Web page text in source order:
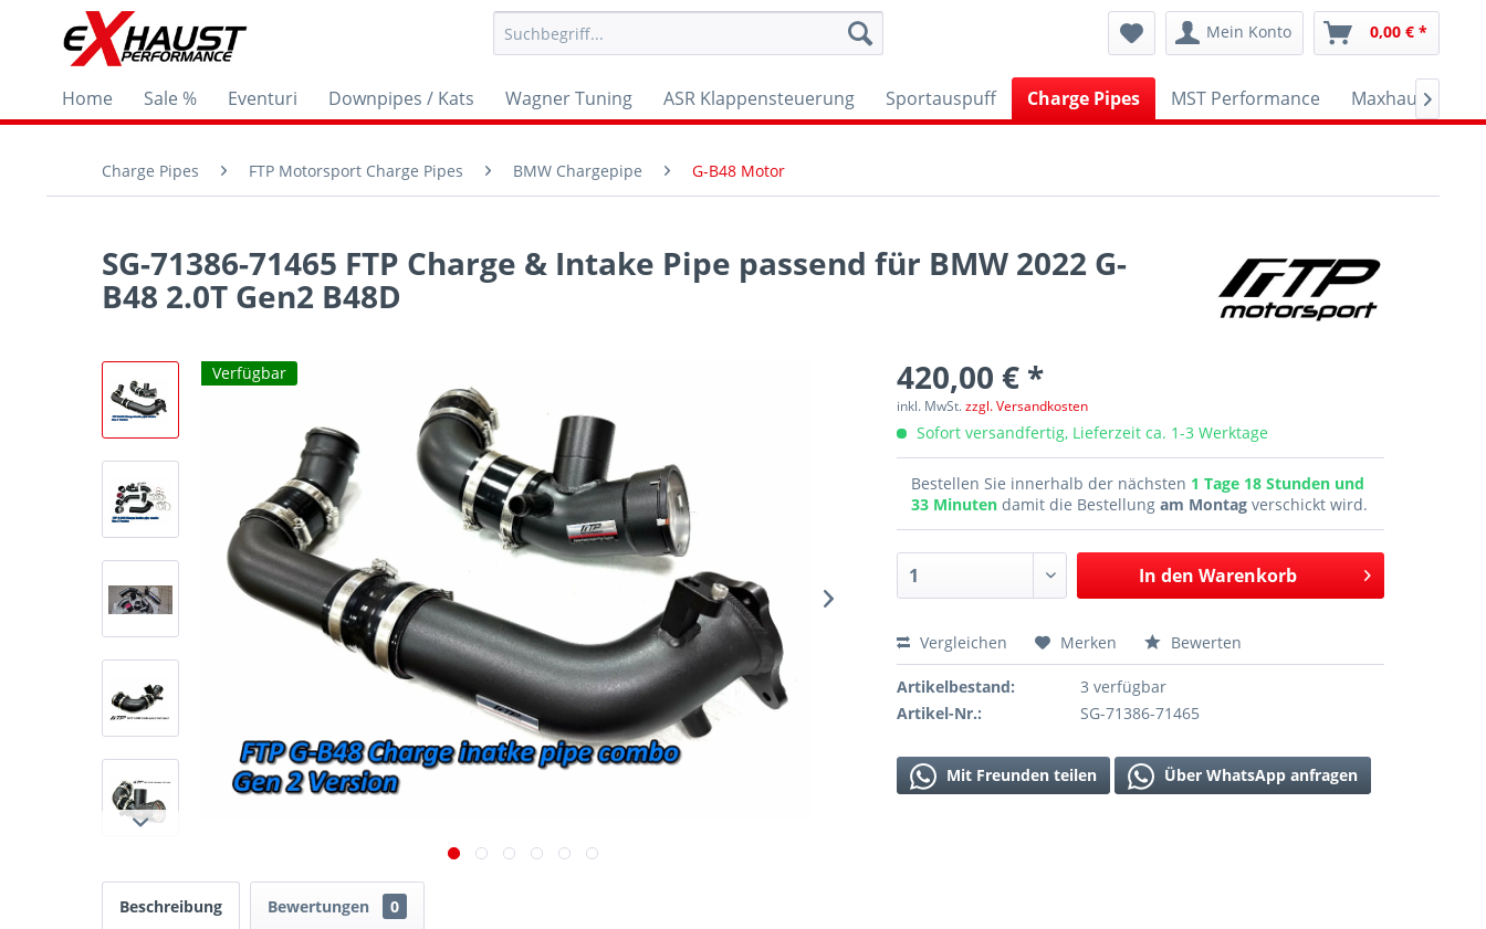
Mein Konto 0,00 € *
Home Sale % Eventuri Downpipes / Kats Wagner Tuning ASR Klappensteuerung Sportauspuff Charge Pipes MST Performance Maxhaust

Charge Pipes FTP Motorsport Charge Pipes BMW Chargepipe G-B48 Motor
SG-71386-71465 FTP Charge & Intake Pipe passend für BMW 2022 G-
B48 2.0T Gen2 B48D
Verfügbar 420,00 € *
inkl. MwSt.zzgl. Versandkosten
Sofort versandfertig, Lieferzeit ca. 1-3 Werktage
Bestellen Sie innerhalb der nächsten 1 Tage 18 Stunden und
33 Minutendamit die Bestellungam Montag verschickt wird.
In den Warenkorb
Vergleichen Merken Bewerten
Artikelbestand:
3 verfügbar
Artikel-Nr.:
SG-71386-71465
Mit Freunden teilen Über WhatsApp anfragen
Beschreibung Bewertungen 0